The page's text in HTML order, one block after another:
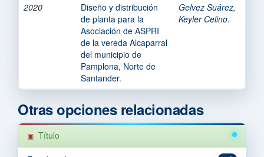
2020
Diseño y distribución
de planta para la
Asociación de ASPRI
de la vereda Alcaparral
del municipio de
Pamplona, Norte de
Santander.
Gelvez Suárez,
Keyler Celino.
Otras opciones relacionadas
Título